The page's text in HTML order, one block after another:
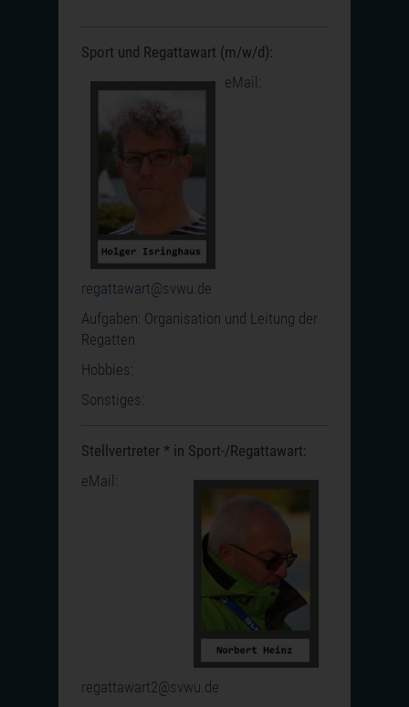
Sport und Regattawart (m/w/d):
eMail:
regattawart@svwu.de
Aufgaben: Organisation und Leitung der
Regatten
Hobbies:
Sonstiges:
Stellvertreter * in Sport-/Regattawart:
eMail:
regattawart2@svwu.de